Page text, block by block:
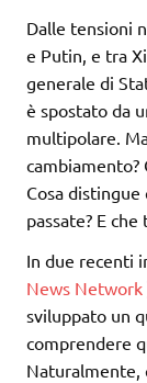
Dalle tensioni
e Putin, e tra
generale di
è spostato da
multipolare.
cambiamento?
Cosa
passate? E
In due recenti
News Network
sviluppato un
comprendere
Naturalmente,